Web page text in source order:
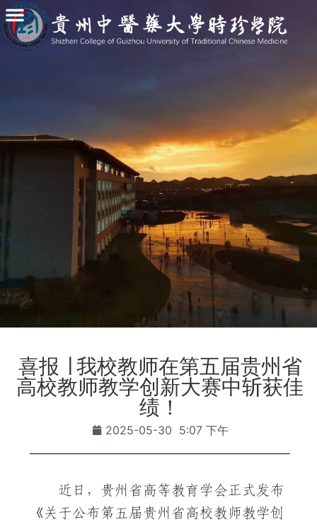
喜报 ∣ 我校教师在第五届贵州省
高校教师教学创新大赛中斩获佳
绩！
2025-05-30 5:07 下午
近日，贵州省高等教育学会正式发布
《关于公布第五届贵州省高校教师教学创